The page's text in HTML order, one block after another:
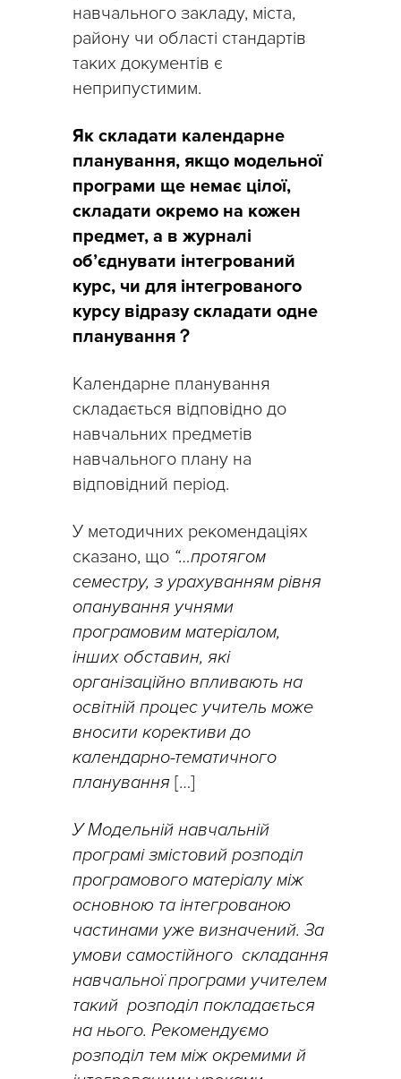
навчального закладу, міста,
району чи області стандартів
таких документів є
неприпустимим.
Як складати календарне
планування, якщо модельної
програми ще немає цілої,
складати окремо на кожен
предмет, а в журналі
об’єднувати інтегрований
курс, чи для інтегрованого
курсу відразу складати одне
планування？
Календарне планування
складається відповідно до
навчальних предметів
навчального плану на
відповідний період.
У методичних рекомендаціях
сказано, що “…протягом
семестру, з урахуванням рівня
опанування учнями
програмовим матеріалом,
інших обставин, які
організаційно впливають на
освітній процес учитель може
вносити корективи до
календарно-тематичного
планування […]
У Модельній навчальній
програмі змістовий розподіл
програмового матеріалу між
основною та інтегрованою
частинами уже визначений. За
умови самостійного складання
навчальної програми учителем
такий розподіл покладається
на нього. Рекомендуємо
розподіл тем між окремими й